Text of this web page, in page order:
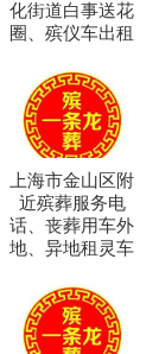
化街道白事送花
圈、殡仪车出租
上海市金山区附
近殡葬服务电
话、丧葬用车外
地、异地租灵车